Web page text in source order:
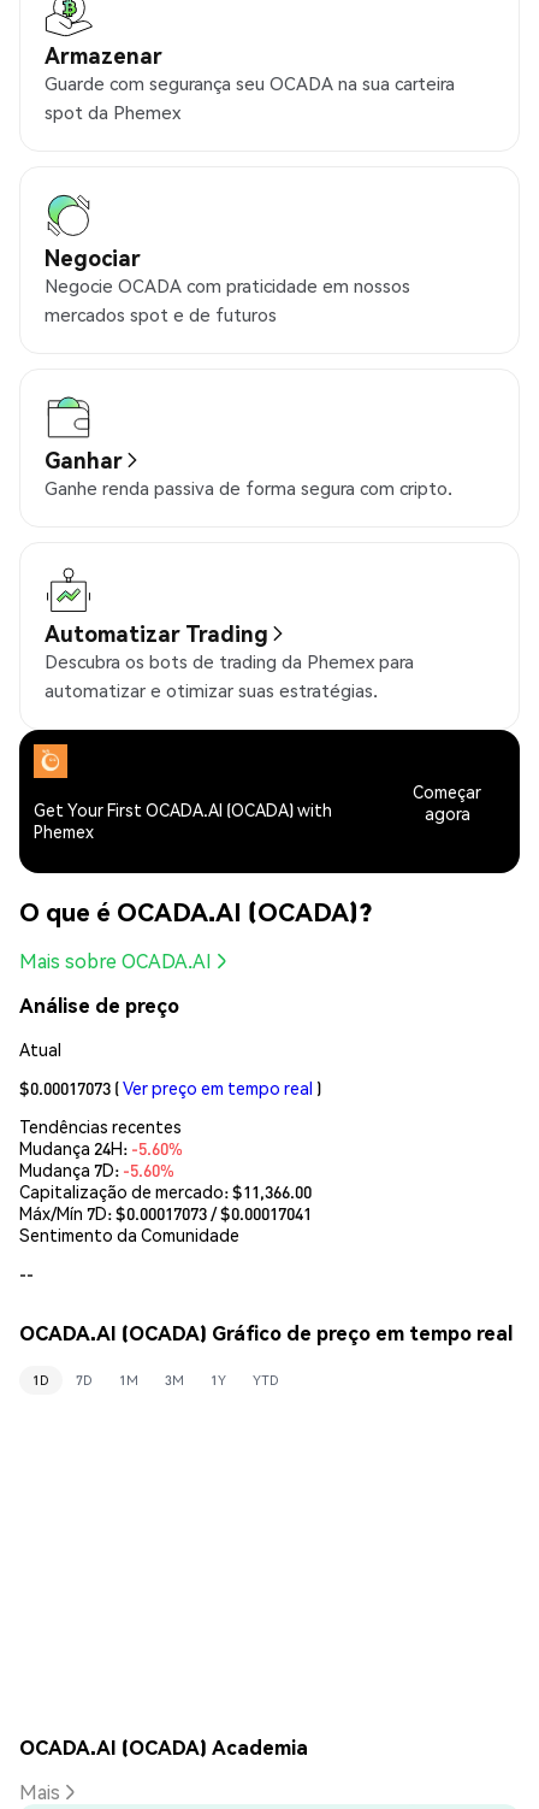
Armazenar
Guarde com segurança seu OCADA na sua carteira
spot da Phemex
Negociar
Negocie OCADA com praticidade em nossos
mercados spot e de futuros
Ganhar
Ganhe renda passiva de forma segura com cripto.
Automatizar Trading
Descubra os bots de trading da Phemex para
automatizar e otimizar suas estratégias.
Get Your First OCADA.AI (OCADA) with
Phemex
Começar
agora
O que é OCADA.AI (OCADA)?
Mais sobre OCADA.AI
Análise de preço
Atual
$0.00017073 (Ver preço em tempo real )
Tendências recentes
Mudança 24H: -5.60%
Mudança 7D: -5.60%
Capitalização de mercado:$11,366.00
Máx/Mín 7D: $0.00017073/ $0.00017041
Sentimento da Comunidade
--
OCADA.AI (OCADA) Gráfico de preço em tempo real
1D 7D 1M 3M 1Y YTD
OCADA.AI (OCADA) Academia
Mais